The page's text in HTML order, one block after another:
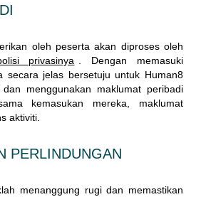
oleh peserta akan diproses oleh
privasinya
. Dengan memasuki
secara jelas bersetuju untuk Human8
menggunakan maklumat peribadi
kemasukan mereka, maklumat
aktiviti.
PERLINDUNGAN
menanggung rugi dan memastikan